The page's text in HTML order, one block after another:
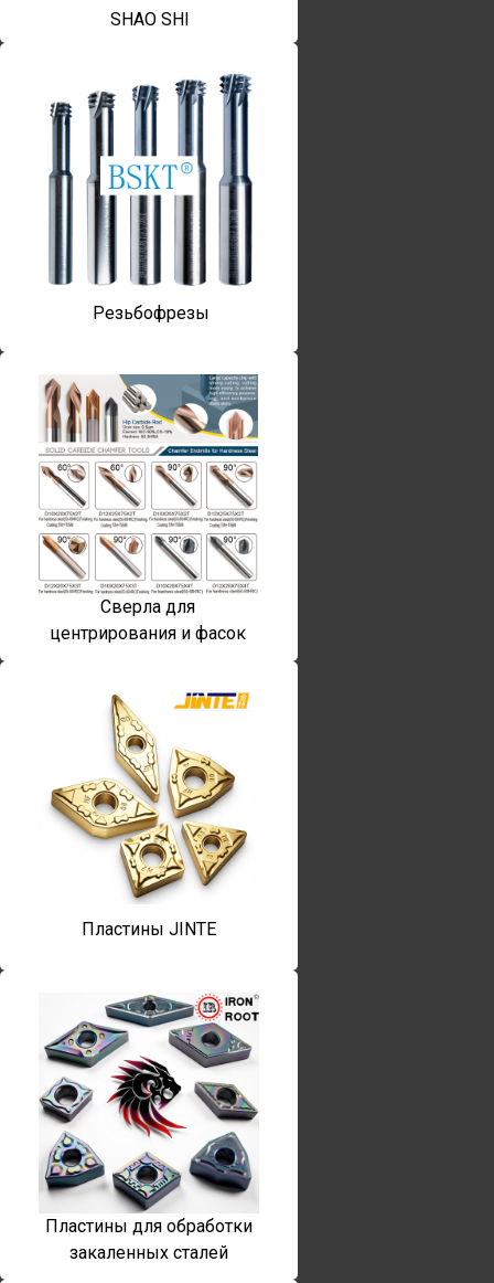
SHAO SHI
Резьбофрезы
Сверла для
центрирования и фасок
Пластины JINTE
Пластины для обработки
закаленных сталей